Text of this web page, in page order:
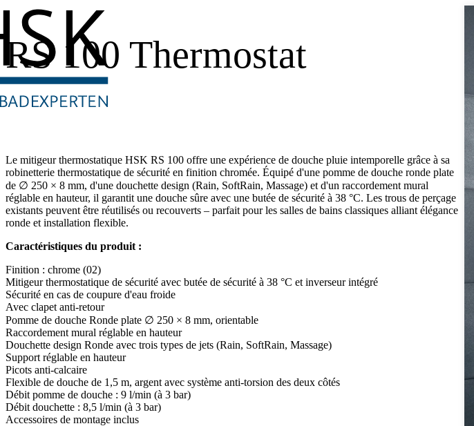
RS 100 Thermostat
Le mitigeur thermostatique HSK RS 100 offre une expérience de douche pluie intemporelle grâce à sa
robinetterie thermostatique de sécurité en finition chromée. Équipé d'une pomme de douche ronde plate
de ∅ 250 × 8 mm, d'une douchette design (Rain, SoftRain, Massage) et d'un raccordement mural
réglable en hauteur, il garantit une douche sûre avec une butée de sécurité à 38 °C. Les trous de perçage
existants peuvent être réutilisés ou recouverts – parfait pour les salles de bains classiques alliant élégance
ronde et installation flexible.
Caractéristiques du produit :
Finition : chrome (02)
Mitigeur thermostatique de sécurité avec butée de sécurité à 38 °C et inverseur intégré
Sécurité en cas de coupure d'eau froide
Avec clapet anti-retour
Pomme de douche Ronde plate ∅ 250 × 8 mm, orientable
Raccordement mural réglable en hauteur
Douchette design Ronde avec trois types de jets (Rain, SoftRain, Massage)
Support réglable en hauteur
Picots anti-calcaire
Flexible de douche de 1,5 m, argent avec système anti-torsion des deux côtés
Débit pomme de douche : 9 l/min (à 3 bar)
Débit douchette : 8,5 l/min (à 3 bar)
Accessoires de montage inclus